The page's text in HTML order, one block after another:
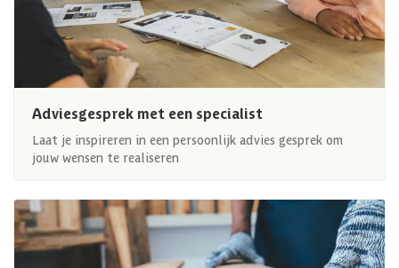
Adviesgesprek met een specialist
Laat je inspireren in een persoonlijk advies gesprek om
jouw wensen te realiseren